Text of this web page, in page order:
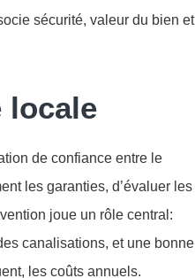
sécurité, valeur du bien et
locale
de confiance entre le
les garanties, d’évaluer les
joue un rôle central:
canalisations, et une bonne
les coûts annuels.